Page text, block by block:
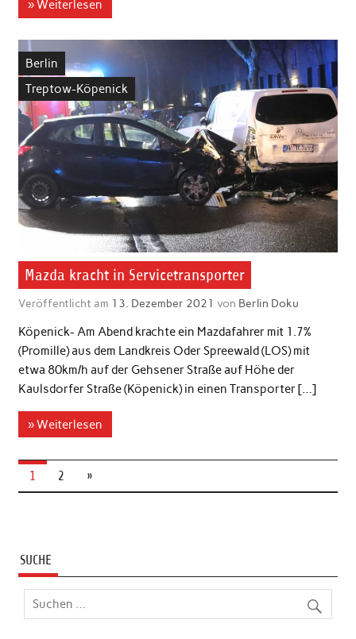
» Weiterlesen
Berlin
Treptow-Köpenick
Mazda kracht in Servicetransporter
Veröffentlicht am 13. Dezember 2021 von Berlin Doku
Köpenick- Am Abend krachte ein Mazdafahrer mit 1.7%
(Promille) aus dem Landkreis Oder Spreewald (LOS) mit
etwa 80km/h auf der Gehsener Straße auf Höhe der
Kaulsdorfer Straße (Köpenick) in einen Transporter […]
» Weiterlesen
1 2 »
SUCHE